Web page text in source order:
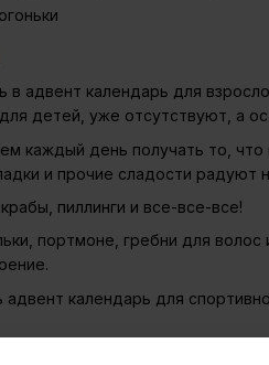
адвент календарь для
детей, уже отсутствуют, а
каждый день получать то,
и прочие сладости радуют
пиллинги и все-все-все!
портмоне, гребни для
адвент календарь для
соберите разные